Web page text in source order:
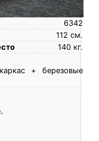
6342
см.
112
кг.
140
+ березовые